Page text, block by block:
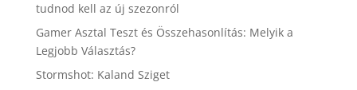
tudnod kell az új szezonról
Gamer Asztal Teszt és Összehasonlítás: Melyik a
Legjobb Választás?
Stormshot: Kaland Sziget